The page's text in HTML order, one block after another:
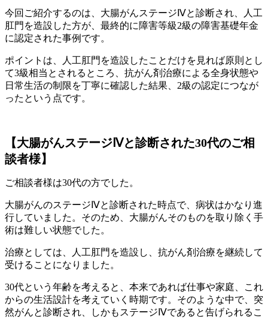
今回ご紹介するのは、大腸がんステージⅣと診断され、人工
肛門を造設した方が、最終的に障害等級2級の障害基礎年金
に認定された事例です。
ポイントは、人工肛門を造設したことだけを見れば原則とし
て3級相当とされるところ、抗がん剤治療による全身状態や
日常生活の制限を丁寧に確認した結果、2級の認定につなが
ったという点です。
【大腸がんステージⅣと診断された30代のご相
談者様】
ご相談者様は30代の方でした。
大腸がんのステージⅣと診断された時点で、病状はかなり進
行していました。そのため、大腸がんそのものを取り除く手
術は難しい状態でした。
治療としては、人工肛門を造設し、抗がん剤治療を継続して
受けることになりました。
30代という年齢を考えると、本来であれば仕事や家庭、これ
からの生活設計を考えていく時期です。そのような中で、突
然がんと診断され、しかもステージⅣであると告げられるこ